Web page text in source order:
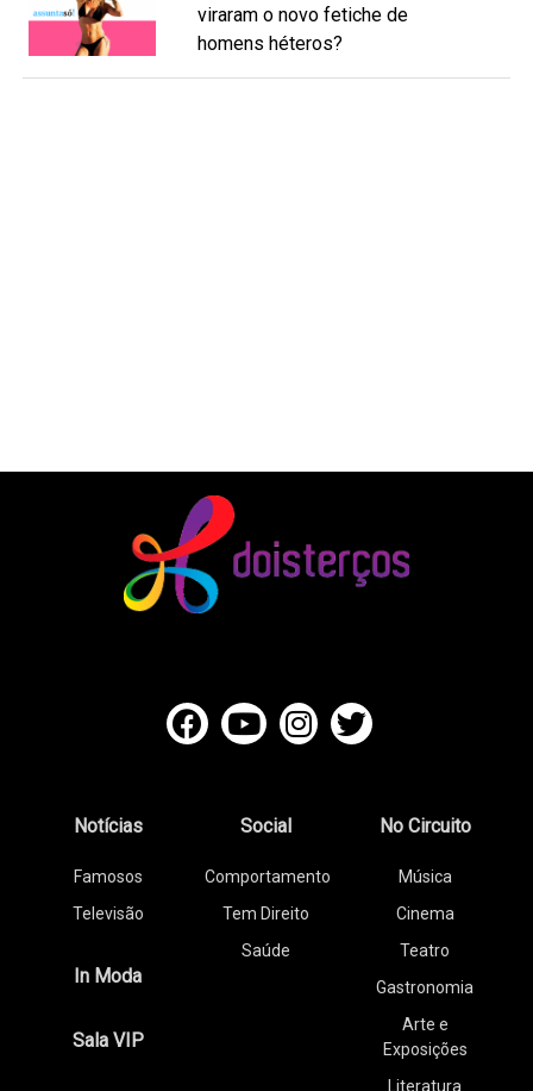
viraram o novo fetiche de
homens héteros?
Notícias
Famosos
Televisão
In Moda
Sala VIP
Social
Comportamento
Tem Direito
Saúde
No Circuito
Música
Cinema
Teatro
Gastronomia
Arte e
Exposições
Literatura